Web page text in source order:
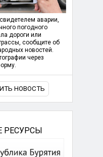
аварии,
погодного
дороги или
сообщите об
новостей.
через
НОВОСТЬ
РЕСУРСЫ